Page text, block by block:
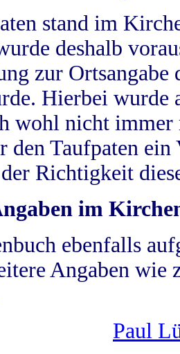
stand im
deshalb
zur
Hierbei wurde
wohl nicht
den Taufpaten
Richtigkeit
im
ebenfalls
Angaben wie
Paul